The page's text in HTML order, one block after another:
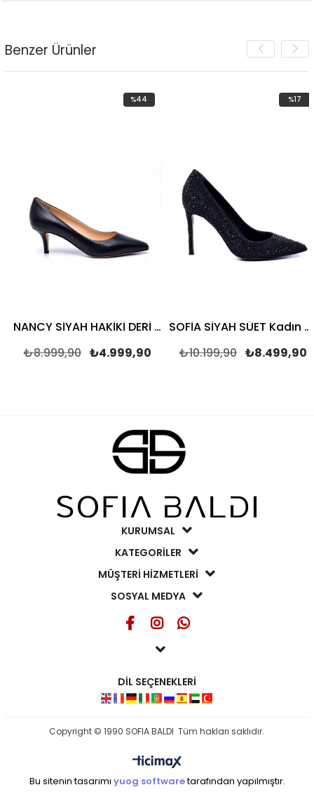
Benzer Ürünler
NANCY SİYAH HAKİKİ DERİ Kadın Stiletto & Abiye
₺4.999,90
₺8.999,90
%44
SOFİA SİYAH SÜET Kadın Stiletto & Abiye
₺8.499,90
₺10.199,90
%17
KURUMSAL
KATEGORİLER
MÜŞTERİ HİZMETLERİ
SOSYAL MEDYA
DİL SEÇENEKLERİ
Copyright © 1990 SOFIA BALDI Tüm hakları saklıdır.
Bu sitenin tasarımı yuog softwaretarafından yapılmıştır.